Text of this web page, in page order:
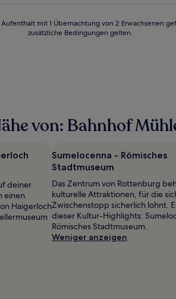
mit 1 Übernachtung von 2 Erwachsenen
zusätzliche Bedingungen gelten.
von: Bahnhof
deiner
einen
Haigerloch
Sumelocenna - Römisches
Stadtmuseum
Das Zentrum von Rottenburg
kulturelle Attraktionen, für die
Zwischenstopp sicherlich lohnt.
dieser Kultur-Highlights:
Römisches Stadtmuseum.
Weniger anzeigen